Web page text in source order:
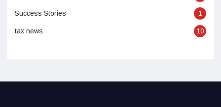
Success Stories 1
tax news 10